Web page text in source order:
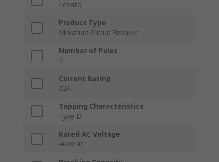
Lovato
Product Type
Miniature Circuit Breaker
Number of Poles
4
Current Rating
32A
Tripping Characteristics
Type D
Rated AC Voltage
400V ac